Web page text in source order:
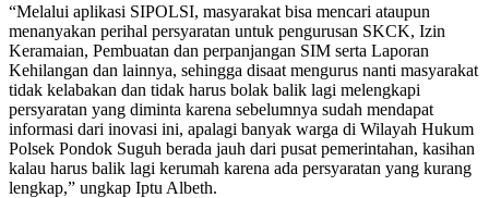
“Melalui aplikasi SIPOLSI, masyarakat bisa mencari ataupun
menanyakan perihal persyaratan untuk pengurusan SKCK, Izin
Keramaian, Pembuatan dan perpanjangan SIM serta Laporan
Kehilangan dan lainnya, sehingga disaat mengurus nanti masyarakat
tidak kelabakan dan tidak harus bolak balik lagi melengkapi
persyaratan yang diminta karena sebelumnya sudah mendapat
informasi dari inovasi ini, apalagi banyak warga di Wilayah Hukum
Polsek Pondok Suguh berada jauh dari pusat pemerintahan, kasihan
kalau harus balik lagi kerumah karena ada persyaratan yang kurang
lengkap,” ungkap Iptu Albeth.